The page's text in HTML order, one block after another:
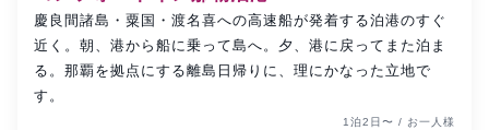
慶良間諸島・粟国・渡名喜への高速船が発着する泊港のすぐ
近く。朝、港から船に乗って島へ。夕、港に戻ってまた泊ま
る。那覇を拠点にする離島日帰りに、理にかなった立地で
す。
1泊2日〜 / お一人様